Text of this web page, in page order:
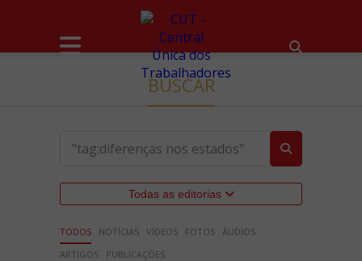
BUSCAR
Todas as editorias
TODOS NOTÍCIAS VÍDEOS FOTOS ÁUDIOS
ARTIGOS
PUBLICAÇÕES